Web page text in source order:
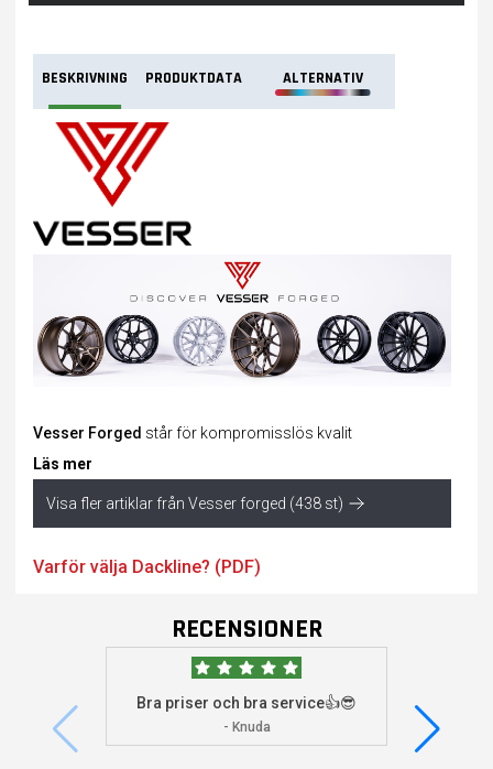
BESKRIVNING PRODUKTDATA ALTERNATIV
Vesser Forged står för kompromisslös kvalit
Läs mer
Visa fler artiklar från Vesser forged (438 st)
Varför välja Dackline? (PDF)
RECENSIONER
Bra priser och bra service👍😎
- Knuda